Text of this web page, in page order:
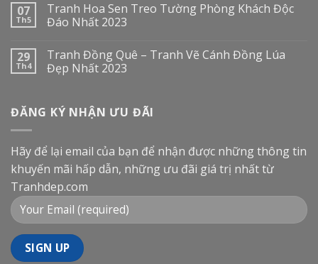
07
Th5
Tranh Hoa Sen Treo Tường Phòng Khách Độc
Đáo Nhất 2023
29
Th4
Tranh Đồng Quê – Tranh Vẽ Cánh Đồng Lúa
Đẹp Nhất 2023
ĐĂNG KÝ NHẬN ƯU ĐÃI
Hãy để lại email của bạn để nhận được những thông tin
khuyến mãi hấp dẫn, những ưu đãi giá trị nhất từ
Tranhdep.com